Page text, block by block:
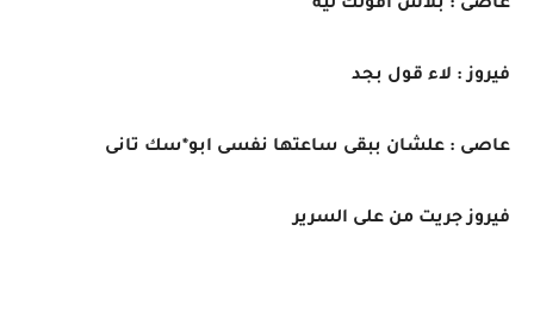
عاصى : بلاش اقولك ليه
فيروز : لاء قول بجد
عاصى : علشان ببقى ساعتها نفسى ابو*سك تانى
فيروز جريت من على السرير